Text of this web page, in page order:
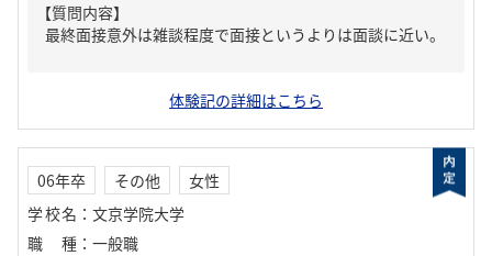
【質問内容】
最終面接意外は雑談程度で面接というよりは面談に近い。
体験記の詳細はこちら
06年卒 その他
女性
学校名 ： 文京学院大学
職種 ： 一般職